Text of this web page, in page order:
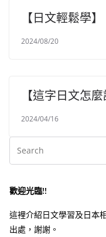
【日文輕鬆學
2024/08/20
【這字日文怎
2024/04/16
歡迎光臨!!
這裡介紹日文學習及日本
出處，謝謝。